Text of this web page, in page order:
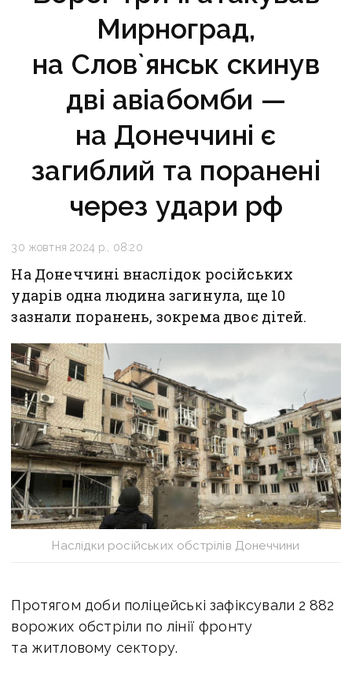
Мирноград,
на Слов`янськ скинув
дві авіабомби —
на Донеччині є
загиблий та поранені
через удари рф
30 жовтня 2024 р., 08:20
На Донеччині внаслідок російських
ударів одна людина загинула, ще 10
зазнали поранень, зокрема двоє дітей.
Наслідки російських обстрілів Донеччини
Протягом доби поліцейські зафіксували 2 882
ворожих обстріли по лінії фронту
та житловому сектору.